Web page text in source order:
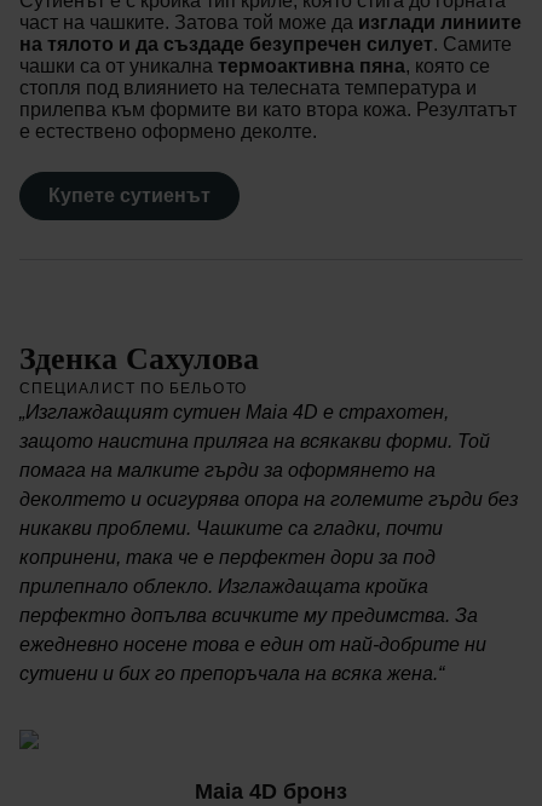
част на чашките. Затова той може да изглади линиите
на тялото и да създаде безупречен силует. Самите
чашки са от уникална термоактивна пяна, която се
стопля под влиянието на телесната температура и
прилепва към формите ви като втора кожа. Резултатът
е естествено оформено деколте.
Купете сутиенът
Зденка Сахулова
СПЕЦИАЛИСТ ПО БЕЛЬОТО
„Изглаждащият сутиен Maia 4D е страхотен,
защото наистина приляга на всякакви форми. Той
помага на малките гърди за оформянето на
деколтето и осигурява опора на големите гърди без
никакви проблеми. Чашките са гладки, почти
копринени, така че е перфектен дори за под
прилепнало облекло. Изглаждащата кройка
перфектно допълва всичките му предимства. За
ежедневно носене това е един от най-добрите ни
сутиени и бих го препоръчала на всяка жена.“
Maia 4D бронз